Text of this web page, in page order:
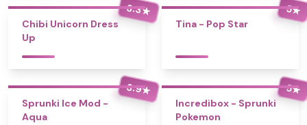
3.3★
Chibi Unicorn Dress
Up
5★
Tina - Pop Star
3.9★
Sprunki Ice Mod -
Aqua
5★
Incredibox - Sprunki
Pokemon